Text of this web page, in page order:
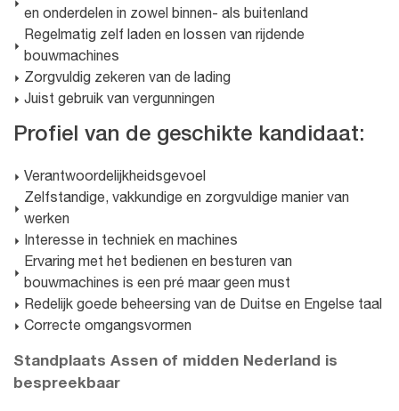
en onderdelen in zowel binnen- als buitenland
Regelmatig zelf laden en lossen van rijdende
bouwmachines
Zorgvuldig zekeren van de lading
Juist gebruik van vergunningen
Profiel van de geschikte kandidaat:
Verantwoordelijkheidsgevoel
Zelfstandige, vakkundige en zorgvuldige manier van
werken
Interesse in techniek en machines
Ervaring met het bedienen en besturen van
bouwmachines is een pré maar geen must
Redelijk goede beheersing van de Duitse en Engelse taal
Correcte omgangsvormen
Standplaats Assen of midden Nederland is
bespreekbaar